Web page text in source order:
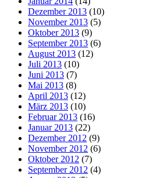
Dezember 2013 (10)
November 2013 (5)
Oktober 2013 (9)
September 2013 (6)
August 2013 (12)
Juli 2013 (10)
Juni 2013 (7)
Mai 2013 (8)
April 2013 (12)
März 2013 (10)
Februar 2013 (16)
Januar 2013 (22)
Dezember 2012 (9)
November 2012 (6)
Oktober 2012 (7)
September 2012 (4)